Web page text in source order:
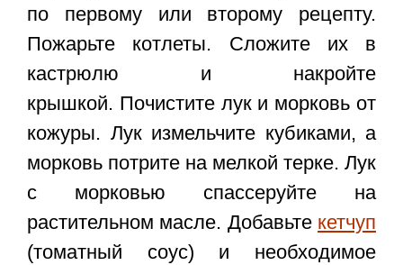
по первому или второму рецепту.
Пожарьте котлеты. Сложите их в
кастрюлю и накройте
крышкой. Почистите лук и морковь от
кожуры. Лук измельчите кубиками, а
морковь потрите на мелкой терке. Лук
с морковью спассеруйте на
растительном масле. Добавьте кетчуп
(томатный соус) и необходимое